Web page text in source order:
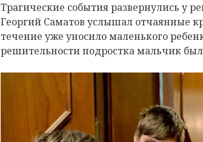
Трагические события развернулись у
Георгий Саматов услышал отчаянные
течение уже уносило маленького
решительности подростка мальчик был